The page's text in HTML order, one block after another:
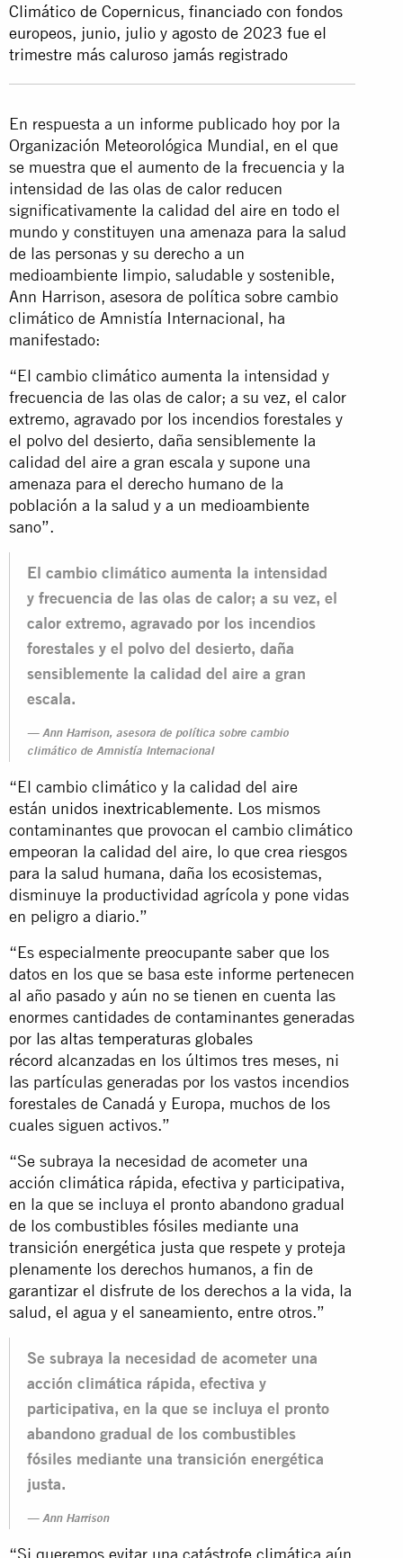
Climático de Copernicus, financiado con fondos
europeos, junio, julio y agosto de 2023 fue el
trimestre más caluroso jamás registrado
En respuesta a un informe publicado hoy por la
Organización Meteorológica Mundial, en el que
se muestra que el aumento de la frecuencia y la
intensidad de las olas de calor reducen
significativamente la calidad del aire en todo el
mundo y constituyen una amenaza para la salud
de las personas y su derecho a un
medioambiente limpio, saludable y sostenible,
Ann Harrison, asesora de política sobre cambio
climático de Amnistía Internacional, ha
manifestado:
“El cambio climático aumenta la intensidad y
frecuencia de las olas de calor; a su vez, el calor
extremo, agravado por los incendios forestales y
el polvo del desierto, daña sensiblemente la
calidad del aire a gran escala y supone una
amenaza para el derecho humano de la
población a la salud y a un medioambiente
sano”.
El cambio climático aumenta la intensidad
y frecuencia de las olas de calor; a su vez, el
calor extremo, agravado por los incendios
forestales y el polvo del desierto, daña
sensiblemente la calidad del aire a gran
escala.
Ann Harrison, asesora de política sobre cambio
climático de Amnistía Internacional
“El cambio climático y la calidad del aire
están unidos inextricablemente. Los mismos
contaminantes que provocan el cambio climático
empeoran la calidad del aire, lo que crea riesgos
para la salud humana, daña los ecosistemas,
disminuye la productividad agrícola y pone vidas
en peligro a diario.”
“Es especialmente preocupante saber que los
datos en los que se basa este informe pertenecen
al año pasado y aún no se tienen en cuenta las
enormes cantidades de contaminantes generadas
por las altas temperaturas globales
récord alcanzadas en los últimos tres meses, ni
las partículas generadas por los vastos incendios
forestales de Canadá y Europa, muchos de los
cuales siguen activos.”
“Se subraya la necesidad de acometer una
acción climática rápida, efectiva y participativa,
en la que se incluya el pronto abandono gradual
de los combustibles fósiles mediante una
transición energética justa que respete y proteja
plenamente los derechos humanos, a fin de
garantizar el disfrute de los derechos a la vida, la
salud, el agua y el saneamiento, entre otros.”
Se subraya la necesidad de acometer una
acción climática rápida, efectiva y
participativa, en la que se incluya el pronto
abandono gradual de los combustibles
fósiles mediante una transición energética
justa.
Ann Harrison
“Si queremos evitar una catástrofe climática aún